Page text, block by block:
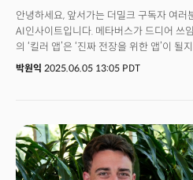
안녕하세요, 앞서가는 더밀크 구독자 여러
AI인사이트입니다. 메타버스가 드디어 쓰
의 ‘킬러 앱’은 ‘진짜 전장을 위한 앱’이
CEO가 리얼리티랩스(Reality Labs)에서
방산 스타트업 안두릴(Anduril)과의 전략
화제가 됐습니다. 양사는 전투 병사에게
제어 기능을 제공하는 XR 헬멧인 ‘이글 아
제조하고 있으며 시제품을 연내 미 국방부
박원익 2025.06.05 13:05 PDT